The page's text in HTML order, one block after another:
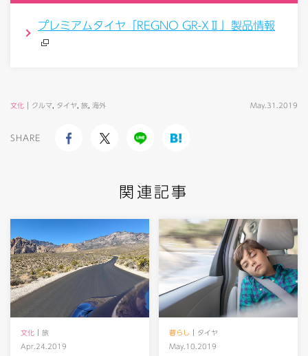
プレミアムタイヤ「REGNO GR-XⅡ」製品情報
文化 クルマ タイヤ 旅 海外 May.31.2019
SHARE
関連記事
文化
旅
Apr.24.2019
暮らし
タイヤ
May.10.2019